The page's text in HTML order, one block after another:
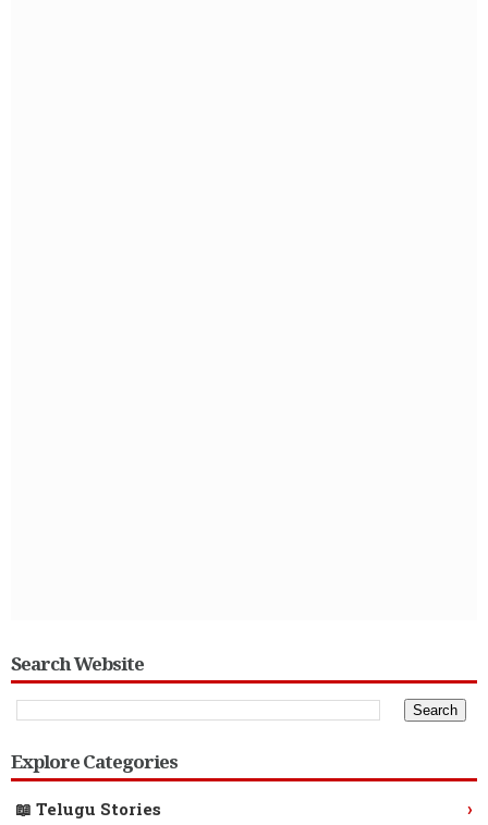
Search Website
Explore Categories
📖 Telugu Stories ›